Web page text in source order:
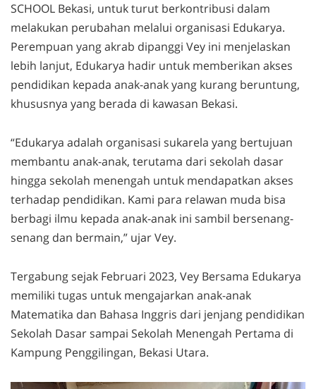
SCHOOL Bekasi, untuk turut berkontribusi dalam
melakukan perubahan melalui organisasi Edukarya.
Perempuan yang akrab dipanggi Vey ini menjelaskan
lebih lanjut, Edukarya hadir untuk memberikan akses
pendidikan kepada anak-anak yang kurang beruntung,
khususnya yang berada di kawasan Bekasi.
“Edukarya adalah organisasi sukarela yang bertujuan
membantu anak-anak, terutama dari sekolah dasar
hingga sekolah menengah untuk mendapatkan akses
terhadap pendidikan. Kami para relawan muda bisa
berbagi ilmu kepada anak-anak ini sambil bersenang-
senang dan bermain,” ujar Vey.
Tergabung sejak Februari 2023, Vey Bersama Edukarya
memiliki tugas untuk mengajarkan anak-anak
Matematika dan Bahasa Inggris dari jenjang pendidikan
Sekolah Dasar sampai Sekolah Menengah Pertama di
Kampung Penggilingan, Bekasi Utara.